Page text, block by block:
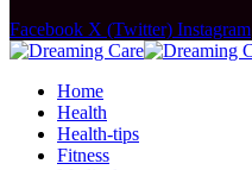
Facebook X (Twitter) Instagram
Home
Health
Health-tips
Fitness